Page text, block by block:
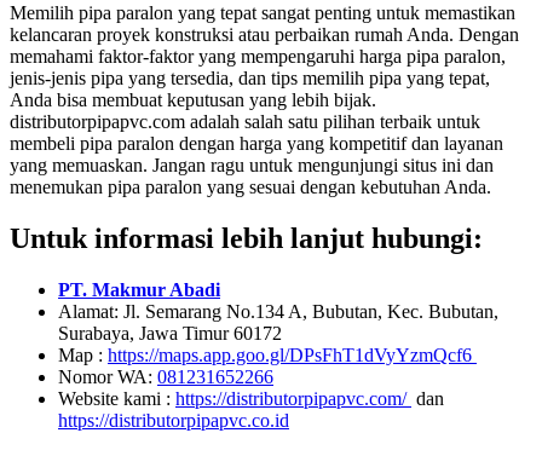
Memilih pipa paralon yang tepat sangat penting untuk memastikan
kelancaran proyek konstruksi atau perbaikan rumah Anda. Dengan
memahami faktor-faktor yang mempengaruhi harga pipa paralon,
jenis-jenis pipa yang tersedia, dan tips memilih pipa yang tepat,
Anda bisa membuat keputusan yang lebih bijak.
distributorpipapvc.com adalah salah satu pilihan terbaik untuk
membeli pipa paralon dengan harga yang kompetitif dan layanan
yang memuaskan. Jangan ragu untuk mengunjungi situs ini dan
menemukan pipa paralon yang sesuai dengan kebutuhan Anda.
Untuk informasi lebih lanjut hubungi:
PT. Makmur Abadi
Alamat: Jl. Semarang No.134 A, Bubutan, Kec. Bubutan,
Surabaya, Jawa Timur 60172
Map : https://maps.app.goo.gl/DPsFhT1dVyYzmQcf6
Nomor WA: 081231652266
Website kami : https://distributorpipapvc.com/ dan
https://distributorpipapvc.co.id